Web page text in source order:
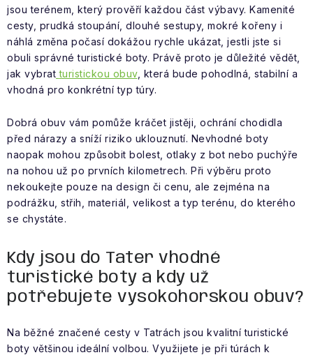
OBLEČENÍ
BOTY
DOPLŇKY
VÝPRODEJ
NAŠE SLUŽBY
NEZAŘAZENÉ
ZIMNÍ SPORTY
LETNÍ SPORTY
EXTRAS
jsou terénem, který prověří každou část výbavy. Kamenité
cesty, prudká stoupání, dlouhé sestupy, mokré kořeny i
náhlá změna počasí dokážou rychle ukázat, jestli jste si
obuli správné turistické boty. Právě proto je důležité vědět,
jak vybrat turistickou obuv, která bude pohodlná, stabilní a
vhodná pro konkrétní typ túry.
Dobrá obuv vám pomůže kráčet jistěji, ochrání chodidla
před nárazy a sníží riziko uklouznutí. Nevhodné boty
naopak mohou způsobit bolest, otlaky z bot nebo puchýře
na nohou už po prvních kilometrech. Při výběru proto
nekoukejte pouze na design či cenu, ale zejména na
podrážku, střih, materiál, velikost a typ terénu, do kterého
se chystáte.
Kdy jsou do Tater vhodné
turistické boty a kdy už
potřebujete vysokohorskou obuv?
Na běžné značené cesty v Tatrách jsou kvalitní turistické
boty většinou ideální volbou. Využijete je při túrách k